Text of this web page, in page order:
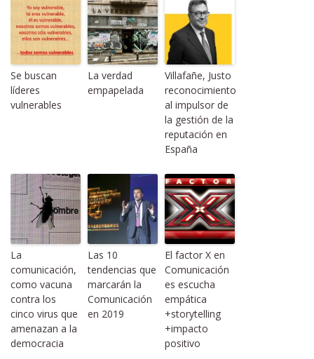
Se buscan
líderes
vulnerables
La verdad
empapelada
Villafañe, Justo
reconocimiento
al impulsor de
la gestión de la
reputación en
España
La
comunicación,
como vacuna
contra los
cinco virus que
amenazan a la
democracia
Las 10
tendencias que
marcarán la
Comunicación
en 2019
El factor X en
Comunicación
es escucha
empática
+storytelling
+impacto
positivo